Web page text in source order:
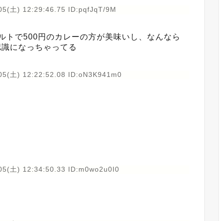
土) 12:29:46.75 ID:pqfJqT/9M
トで500円のカレーの方が美味いし、なんなら
になっちゃってる
土) 12:22:52.08 ID:oN3K941m0
土) 12:34:50.33 ID:m0wo2u0I0